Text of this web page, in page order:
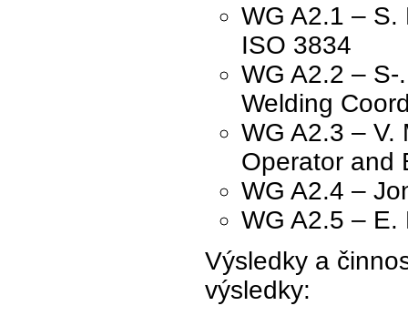
WG A2.1 – S.
ISO 3834
WG A2.2 –
Welding
WG A2.3 – V.
Operator and
WG A2.4 –
WG A2.5 –
Výsledky a
výsledky: